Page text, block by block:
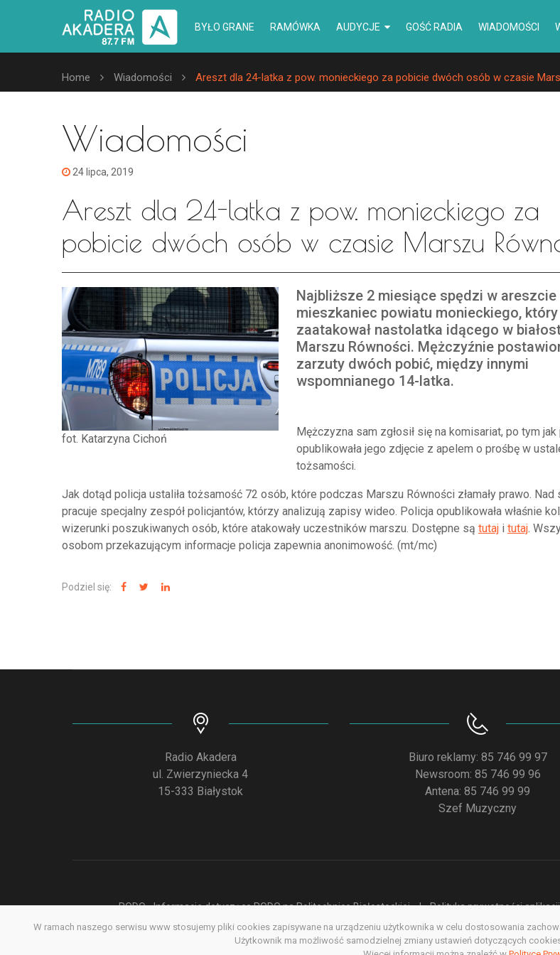
BYŁO GRANE RAMÓWKA AUDYCJE GOŚĆ RADIA WIADOMOŚCI
Home Wiadomości Areszt dla 24-latka z pow. monieckiego za pobicie dwóch osób w czasie
Wiadomości
24 lipca, 2019
Areszt dla 24-latka z pow. monieckiego za
pobicie dwóch osób w czasie Marszu
fot. Katarzyna Cichoń
Najbliższe 2 miesiące spędzi w areszcie
mieszkaniec powiatu monieckiego, który
zaatakował nastolatka idącego w
Marszu Równości. Mężczyźnie
zarzuty dwóch pobić, między innymi
wspomnianego 14-latka.
Mężczyzna sam zgłosił się na komisariat, po tym
opublikowała jego zdjęcie z apelem o prośbę w
tożsamości.
Jak dotąd policja ustaliła tożsamość 72 osób, które podczas Marszu Równości złamały prawo. Nad
pracuje specjalny zespół policjantów, którzy analizują zapisy wideo. Policja opublikowała właśnie
wizerunki poszukiwanych osób, które atakowały uczestników marszu. Dostępne są tutaj i tutaj.
osobom przekazującym informacje policja zapewnia anonimowość. (mt/mc)
Podziel się:
Radio Akadera
ul. Zwierzyniecka 4
15-333 Białystok
Biuro reklamy: 85 746 99 97
Newsroom: 85 746 99 96
Antena: 85 746 99 99
Szef Muzyczny
RODO - Informacje dotyczące RODO na Politechnice Białostockiej Polityka prywatności
Deklaracja dostępności
Redakcja serwisu www
W ramach naszego serwisu www stosujemy pliki cookies zapisywane na urządzeniu użytkownika w celu dostosowania
Użytkownik ma możliwość samodzielnej zmiany ustawień dotyczących